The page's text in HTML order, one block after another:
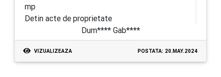
mp
Detin acte de proprietate
Dum**** Gab****
VIZUALIZEAZA POSTATA: 20.MAY.2024